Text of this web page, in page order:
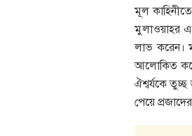
মূল
মুলাওয়াহর
লাভ করেন।
আলোকিত
ঐশ্বর্যকে
পেয়ে